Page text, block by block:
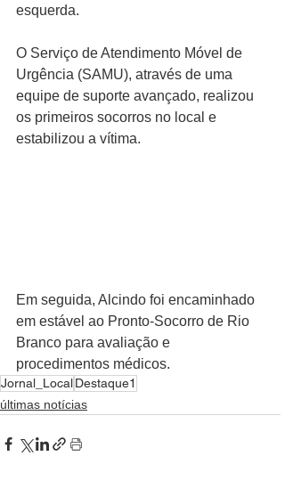
esquerda.
O Serviço de Atendimento Móvel de
Urgência (SAMU), através de uma
equipe de suporte avançado, realizou
os primeiros socorros no local e
estabilizou a vítima.
Em seguida, Alcindo foi encaminhado
em estável ao Pronto-Socorro de Rio
Branco para avaliação e
procedimentos médicos.
Jornal_LocalDestaque1
últimas notícias